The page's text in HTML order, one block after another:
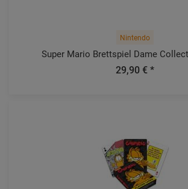
Nintendo
Super Mario Brettspiel Dame
29,90 € *